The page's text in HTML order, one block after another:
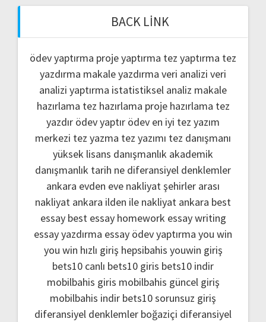
BACK LINK
ödev yaptırma proje yaptırma tez yaptırma tez
yazdırma makale yazdırma veri analizi veri
analizi yaptırma istatistiksel analiz makale
hazırlama tez hazırlama proje hazırlama tez
yazdır ödev yaptır ödev en iyi tez yazım
merkezi tez yazma tez yazımı tez danışmanı
yüksek lisans danışmanlık akademik
danışmanlık tarih ne diferansiyel denklemler
ankara evden eve nakliyatşehirler arası
nakliyat ankara ilden ile nakliyat ankara best
essay best essay homework essay writing
essay yazdırma essay ödev yaptırma you win
you win hızlı giriş hepsibahis youwin giriş
bets10 canlı bets10 giris bets10 indir
mobilbahis giris mobilbahis güncel giriş
mobilbahis indir bets10 sorunsuz giriş
diferansiyel denklemler boğaziçi diferansiyel